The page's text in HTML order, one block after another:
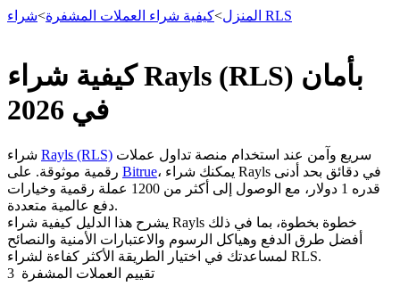
العقود الآجلة
العقود الآجلة USDT
المنزل>كيفية شراء العملات المشفرة> شراء RLS
كيفية شراء Rayls (RLS) بأمان
في 2026
Rayls (RLS)
Bitrue، يمكنك شراء Rayls في دقائق بحد أدنى
قدره 1 دولار، مع الوصول إلى أكثر من 1200 عملة رقمية وخيارات
دفع عالمية متعددة.
يشرح هذا الدليل كيفية شراء Rayls خطوة بخطوة، بما في ذلك
أفضل طرق الدفع وهياكل الرسوم والاعتبارات الأمنية والنصائح
لمساعدتك في اختيار الطريقة الأكثر كفاءة لشراء RLS.
تقييم العملات المشفرة 3